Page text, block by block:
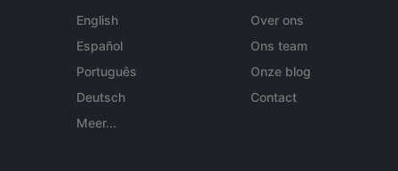
English
Español
Português
Deutsch
Meer...
Over ons
Ons team
Onze blog
Contact